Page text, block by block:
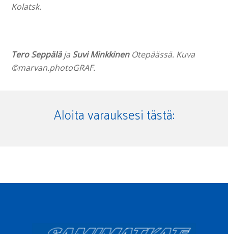
Kolatsk.
Tero Seppäläja Suvi MinkkinenOtepäässä. Kuva
©marvan.photoGRAF.
Aloita varauksesi tästä:
Footer